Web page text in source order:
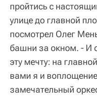
пройтись с
улице до главной
посмотрел Олег
башни за окном. - И
эту мечту: на
вами я и
замечательный